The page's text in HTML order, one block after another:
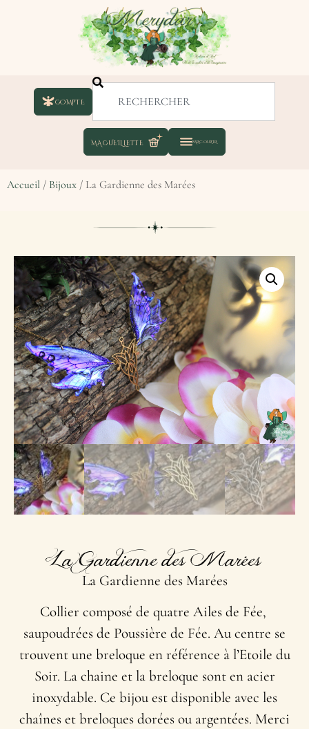
COMPTE
Accueil / Bijoux / La Gardienne des Marées
La Gardienne des Marées
La Gardienne des Marées
Collier composé de quatre Ailes de Fée,
saupoudrées de Poussière de Fée. Au centre se
trouvent une breloque en référence à l’Etoile du
Soir. La chaine et la breloque sont en acier
inoxydable. Ce bijou est disponible avec les
chaînes et breloques dorées ou argentées. Merci